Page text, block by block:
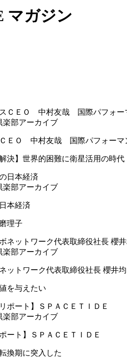
マガジン
楽部アーカイブ
ＥＯ 中村友哉 国際パフォーマ
決】世界的困難に衛星活用の時代
楽部アーカイブ
本経済
理子
楽部アーカイブ
ットワーク代表取締役社長 櫻井均
を与えたい
楽部アーカイブ
ート】ＳＰＡＣＥＴＩＤＥ
換期に突入した